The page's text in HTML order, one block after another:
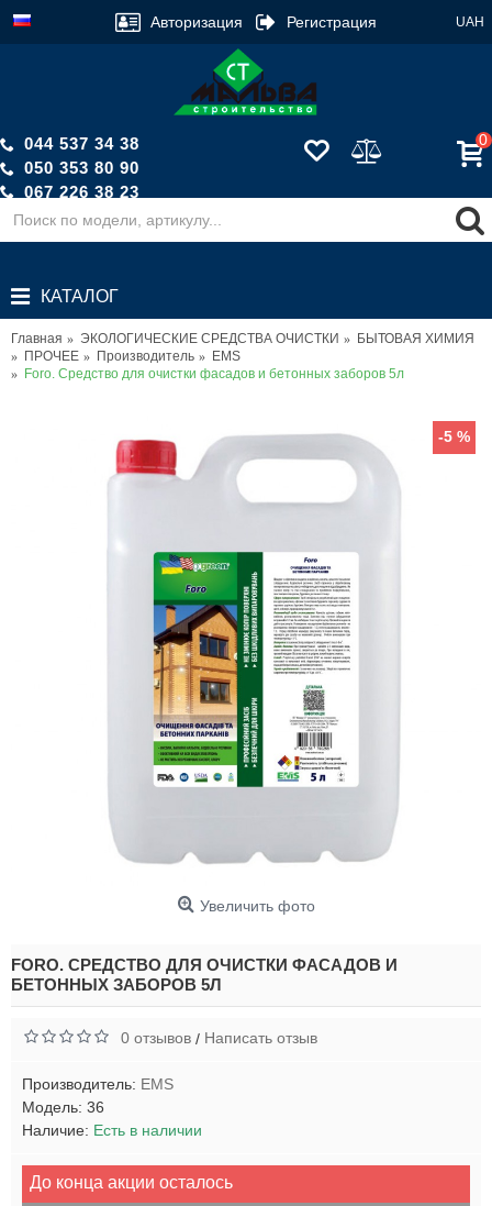
UAH
Авторизация Регистрация
044 537 34 38
050 353 80 90
067 226 38 23
Обратный звонок
0
КАТАЛОГ
Главная ЭКОЛОГИЧЕСКИЕ СРЕДСТВА ОЧИСТКИ
БЫТОВАЯ ХИМИЯ
ПРОЧЕЕ
Производитель
EMS
Foro. Средство для очистки фасадов и бетонных заборов 5л
-5 %
Увеличить фото
FORO. СРЕДСТВО ДЛЯ ОЧИСТКИ ФАСАДОВ И
БЕТОННЫХ ЗАБОРОВ 5Л
0 отзывов / Написать отзыв
Производитель: EMS
Модель: 36
Наличие: Есть в наличии
До конца акции осталось